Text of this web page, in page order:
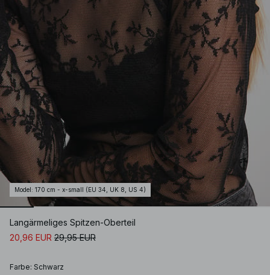
Model : 170 cm - x-small (EU 34, UK 8, US 4)
Langärmeliges Spitzen-Oberteil
20,96 EUR 29,95 EUR
Farbe: Schwarz